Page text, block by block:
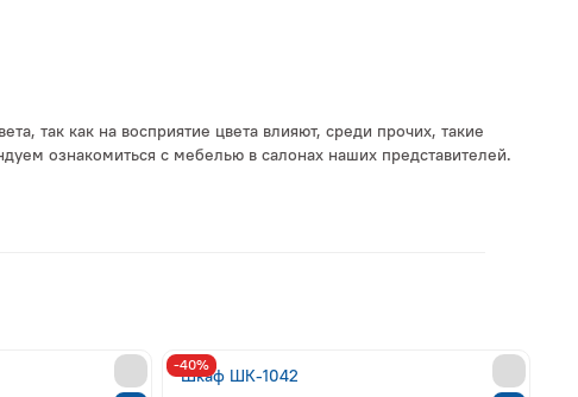
так как на восприятие цвета влияют, среди прочих, такие
ознакомиться с мебелью в салонах наших представителей.
Шкаф ШК-1042
-40%